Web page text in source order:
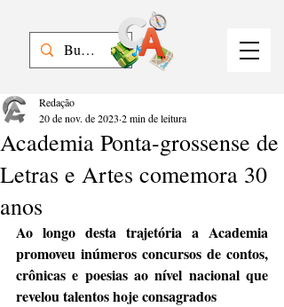
Academia Ponta-grossense de
Letras e Artes comemora 30
anos
Redação
20 de nov. de 2023 2 min de leitura
Ao longo desta trajetória a Academia
promoveu inúmeros concursos de contos,
crônicas e poesias ao nível nacional que
revelou talentos hoje consagrados